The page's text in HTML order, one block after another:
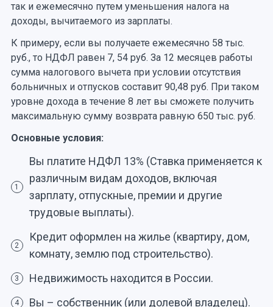
так и ежемесячно путем уменьшения налога на
доходы, вычитаемого из зарплаты.
К примеру, если вы получаете ежемесячно 58 тыс.
руб., то НДФЛ равен 7, 54 руб. За 12 месяцев работы
сумма налогового вычета при условии отсутствия
больничных и отпусков составит 90,48 руб. При таком
уровне дохода в течение 8 лет вы сможете получить
максимальную сумму возврата равную 650 тыс. руб.
Основные условия:
1
Вы платите НДФЛ 13% (Ставка применяется к
различным видам доходов, включая
зарплату, отпускные, премии и другие
трудовые выплаты).
2
Кредит оформлен на жилье (квартиру, дом,
комнату, землю под строительство).
3 Недвижимость находится в России.
4 Вы – собственник (или долевой владелец).